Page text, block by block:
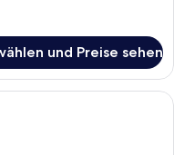
und Preise sehen